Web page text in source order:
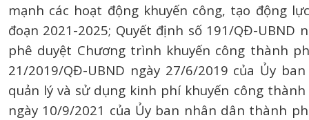
mạnh các hoạt động khuyến công, tạo động
đoạn 2021-2025; Quyết định số 191/QĐ-
phê duyệt Chương trình khuyến công thành
21/2019/QĐ-UBND ngày 27/6/2019 của Ủy
quản lý và sử dụng kinh phí khuyến công
ngày 10/9/2021 của Ủy ban nhân dân thành